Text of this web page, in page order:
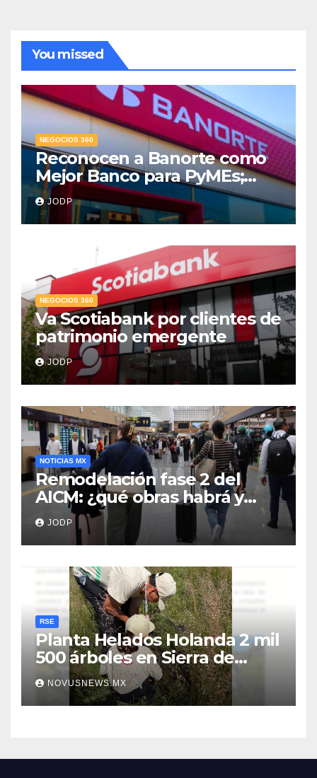
You missed
NEGOCIOS 360
Reconocen a Banorte como
Mejor Banco para PyMEs;
supera 14% del mercado
crediticio
JODP
NEGOCIOS 360
Va Scotiabank por clientes de
patrimonio emergente
JODP
NOTICIAS MX
Remodelación fase 2 del
AICM: ¿qué obras habrá y
afectarán los vuelos durante
2026 y 2027?
JODP
RSE
Planta Helados Holanda 2 mil
500 árboles en Sierra de
Guadalupe
NOVUSNEWS.MX